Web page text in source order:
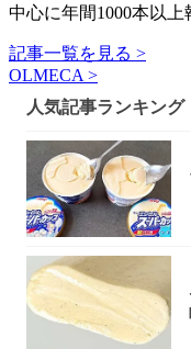
中心に年間1000本以上
記事一覧を見る >
OLMECA >
人気記事ランキング